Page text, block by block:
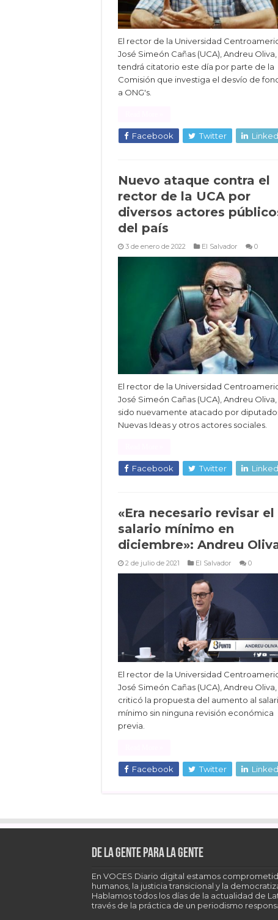
El rector de la Universidad
José Simeón Cañas (UCA), Andreu Oliva,
tendrá citatorio este día por parte de la
Comisión que investiga el desvío de
a ONG's.
Facebook Twitter
Nuevo ataque contra el
rector de la UCA por
diversos actores
del país
3 de enero de 2022 El Salvador 0
El rector de la Universidad
José Simeón Cañas (UCA), Andreu Oliva,
sido nuevamente atacado por
Nuevas Ideas y otros actores sociales.
Facebook Twitter
«Era necesario revisar el
salario mínimo en
diciembre»: Andreu
2 de julio de 2021 El Salvador 0
El rector de la Universidad
José Simeón Cañas (UCA), Andreu Oliva,
criticó la propuesta del aumento al
mínimo sin ninguna revisión económica
previa.
Facebook Twitter
De la gente para la gente
En VOCES Diario digital estamos
humanos, la justicia transicional y la
Hablamos todos los días de la actualidad de
través de la práctica de un periodismo